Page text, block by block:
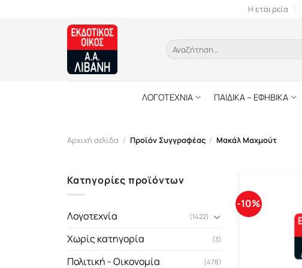
Η εταιρεία
Αναζήτηση
για:
ΛΟΓΟΤΕΧΝΙΑ ΠΑΙΔΙΚΑ – ΕΦΗΒΙΚΑ
Αρχική σελίδα / Προϊόν Συγγραφέας / Μακάλ Μαχμούτ
Κατηγορίες προϊόντων
Λογοτεχνία (1422)
Χωρίς κατηγορία (3)
Πολιτική - Οικονομία (478)
-10%